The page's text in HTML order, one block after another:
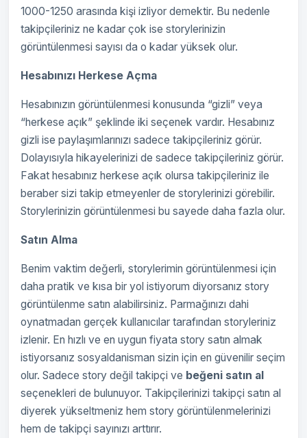
1000-1250 arasında kişi izliyor demektir. Bu nedenle
takipçileriniz ne kadar çok ise storylerinizin
görüntülenmesi sayısı da o kadar yüksek olur.
Hesabınızı Herkese Açma
Hesabınızın görüntülenmesi konusunda “gizli” veya
“herkese açık” şeklinde iki seçenek vardır. Hesabınız
gizli ise paylaşımlarınızı sadece takipçileriniz görür.
Dolayısıyla hikayelerinizi de sadece takipçileriniz görür.
Fakat hesabınız herkese açık olursa takipçileriniz ile
beraber sizi takip etmeyenler de storylerinizi görebilir.
Storylerinizin görüntülenmesi bu sayede daha fazla olur.
Satın Alma
Benim vaktim değerli, storylerimin görüntülenmesi için
daha pratik ve kısa bir yol istiyorum diyorsanız story
görüntülenme satın alabilirsiniz. Parmağınızı dahi
oynatmadan gerçek kullanıcılar tarafından storyleriniz
izlenir. En hızlı ve en uygun fiyata story satın almak
istiyorsanız sosyaldanisman sizin için en güvenilir seçim
olur. Sadece story değil takipçi ve beğeni satın al
seçenekleri de bulunuyor. Takipçilerinizi takipçi satın al
diyerek yükseltmeniz hem story görüntülenmelerinizi
hem de takipçi sayınızı arttırır.